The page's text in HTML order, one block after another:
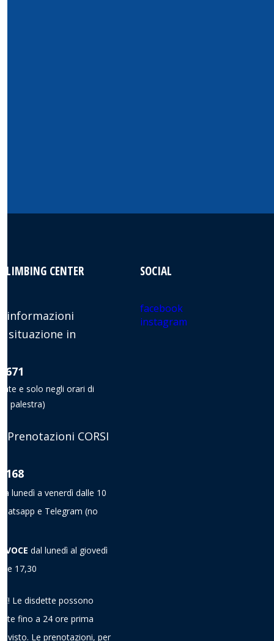
CENTER SOCIAL
informazioni
situazione in
671
e solo negli orari di
palestra)
Prenotazioni CORSI
168
lunedì a venerdì dalle 10
e Telegram (no
VOCE dal lunedì al giovedì
17,30
Le disdette possono
fino a 24 ore prima
Le prenotazioni, per
facebook
instagram